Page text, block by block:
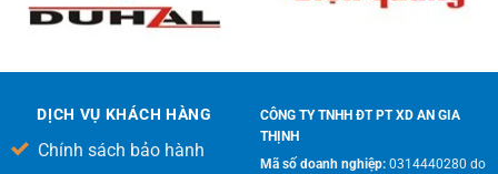
DỊCH VỤ KHÁCH HÀNG
Chính sách bảo hành
CÔNG TY TNHH ĐT PT XD AN GIA
THỊNH
Mã số doanh nghiệp:0314440280 do